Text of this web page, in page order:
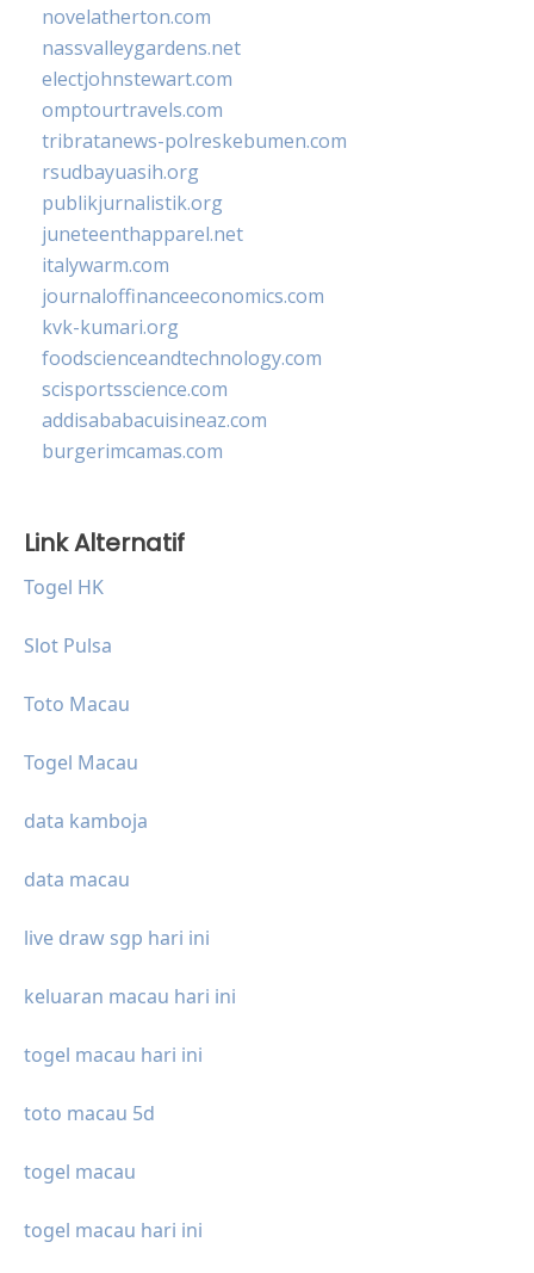
novelatherton.com
nassvalleygardens.net
electjohnstewart.com
omptourtravels.com
tribratanews-polreskebumen.com
rsudbayuasih.org
publikjurnalistik.org
juneteenthapparel.net
italywarm.com
journaloffinanceeconomics.com
kvk-kumari.org
foodscienceandtechnology.com
scisportsscience.com
addisababacuisineaz.com
burgerimcamas.com
Link Alternatif
Togel HK
Slot Pulsa
Toto Macau
Togel Macau
data kamboja
data macau
live draw sgp hari ini
keluaran macau hari ini
togel macau hari ini
toto macau 5d
togel macau
togel macau hari ini